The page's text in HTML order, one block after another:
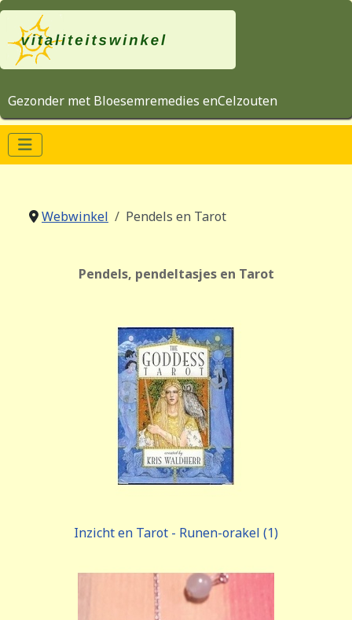
Gezonder met Bloesemremedies enCelzouten
Webwinkel Pendels en Tarot
Pendels, pendeltasjes en Tarot
Inzicht en Tarot - Runen-orakel (1)